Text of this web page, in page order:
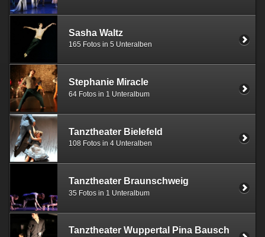
Sasha Waltz
165 Fotos in 5 Unteralben
Stephanie Miracle
64 Fotos in 1 Unteralbum
Tanztheater Bielefeld
108 Fotos in 4 Unteralben
Tanztheater Braunschweig
35 Fotos in 1 Unteralbum
Tanztheater Wuppertal Pina Bausch